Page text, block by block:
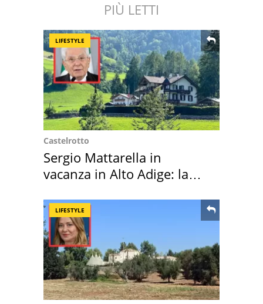
PIÙ LETTI
LIFESTYLE
Castelrotto
Sergio Mattarella in
vacanza in Alto Adige: la
LIFESTYLE